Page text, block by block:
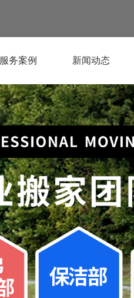
服务案例 新闻动态